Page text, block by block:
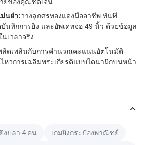
นยํา:วางลูกศรทองแดงมืออาชีพ ทันที
นทึกการยิง และอัพเดทจอ 49 นิ้ว ด้วยข้อมูล
เวลาจริง
ลิดเพลินกับการคํานวณคะแนนอัตโนมัติ
หวการเฉลิมพระเกียรติแบบไดนามิกบนหน้า
งปลา 4 คน เกมยิงกระป๋องพาณิชย์